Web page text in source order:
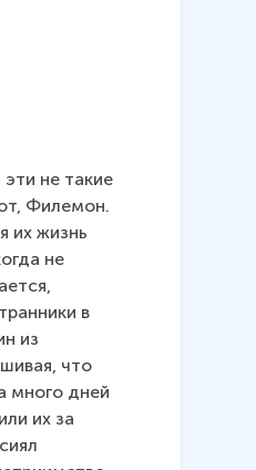
не такие
Филемон.
их жизнь
не
в
из
что
много дней
их за